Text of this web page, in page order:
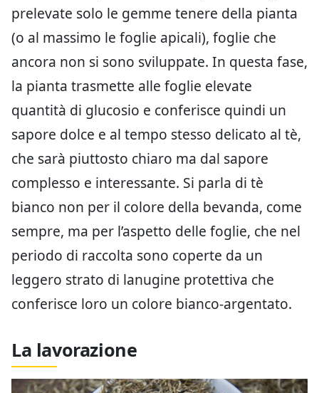
prelevate solo le gemme tenere della pianta
(o al massimo le foglie apicali), foglie che
ancora non si sono sviluppate. In questa fase,
la pianta trasmette alle foglie elevate
quantità di glucosio e conferisce quindi un
sapore dolce e al tempo stesso delicato al tè,
che sarà piuttosto chiaro ma dal sapore
complesso e interessante. Si parla di tè
bianco non per il colore della bevanda, come
sempre, ma per l’aspetto delle foglie, che nel
periodo di raccolta sono coperte da un
leggero strato di lanugine protettiva che
conferisce loro un colore bianco-argentato.
La lavorazione